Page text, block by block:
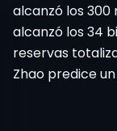
alcanzó los 300
alcanzó los 34
reservas
Zhao predice